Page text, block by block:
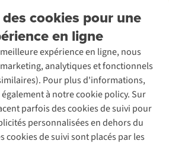
cookies pour une
en ligne
expérience en ligne, nous
analytiques et fonctionnels
Pour plus d'informations,
à notre cookie policy. Sur
parfois des cookies de suivi pour
personnalisées en dehors du
cookies de suivi sont placés par les
d’hiver
Suivez-nous